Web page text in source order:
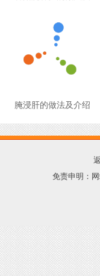
腌浸肝的做法及介绍
免责申明：